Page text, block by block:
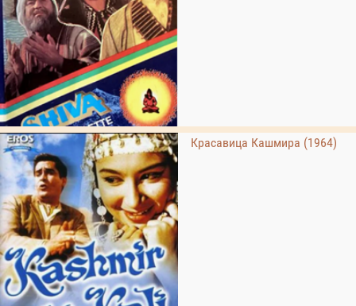
Красавица Кашмира (1964)